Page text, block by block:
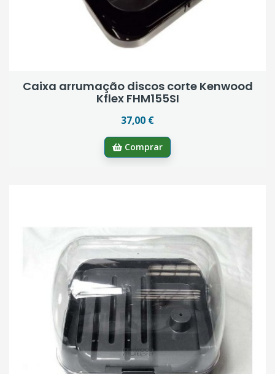
Caixa arrumação discos corte Kenwood
Kflex FHM155SI
37,00 €
Comprar